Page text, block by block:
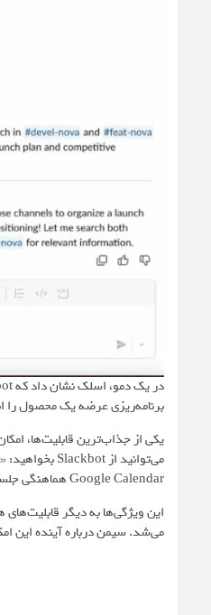
برنامه‌ریزی عرضه یک محصول را
یکی از جذاب‌ترین قابلیت‌ها،
Google Calendar هماهنگی جلسات را انجام دهد و آن‌ها را زمان‌بندی کند.
این ویژگی‌ها به دیگر
می‌شد. سیمن درباره آینده این